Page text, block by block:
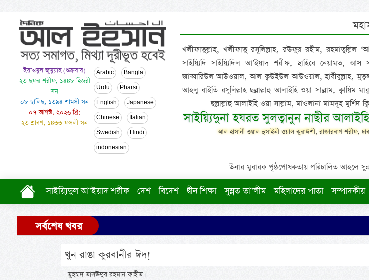
ইয়াওমুল জুমুয়াহ (শুক্রবার)
২৩ ছফর শরীফ, ১৪৪৮ হিজরী
সন
০৮ ছালিছ, ১৩৯৪ শামসী সন
০৭ আগস্ট, ২০২৬ খ্রি:
২৩ শ্রাবণ, ১৪৩৩ ফসলী সন
Arabic Bangla
Urdu Pharsi
English Japanese
Chinese Italian
Swedish Hindi
indonesian
খলীফাতুল্লাহ, খলীফাতু রসূলিল্লাহ, রঊফুর রহীম, রহমাতুল্লিল
সাইয়্যিদি সাইয়্যিদিল আ’ইয়াদ শরীফ, ছাহিবে নেয়ামত,
জাব্বারিউল আউওয়াল, আল ক্বউইউল আউওয়াল, হাবীবুল্লাহ,
আহলু বাইতি রসূলিল্লাহ ছল্লাল্লাহু আলাইহি ওয়া সাল্লাম, ক্বায়িম
ছল্লাল্লাহু আলাইহি ওয়া সাল্লাম, মাওলানা মামদূহ মুর্শিদ
সাইয়্যিদুনা হযরত সুলত্বানুন নাছীর
আল হাসানী ওয়াল হুসাইনী ওয়াল কুরাঈশী, রাজারবাগ শরীফ,
উনার মুবারক পৃষ্ঠপোষকতায় পরিচালিত আহলে
সাইয়্যিদুল আ’ইয়াদ শরীফ দেশ বিদেশ দ্বীন শিক্ষা সুন্নত তা’লীম মহিলাদের পাতা সম্পাদকীয়
সর্বশেষ খবর
খুন রাঙা কুরবানীর ঈদ!
-মুহম্মদ মাসঊদুর রহমান ফাহীম।